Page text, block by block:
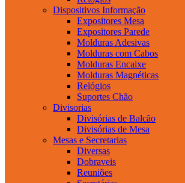
Dispositivos Informação
Expositores Mesa
Expositores Parede
Molduras Adesivas
Molduras com Cabos
Molduras Encaixe
Molduras Magnéticas
Relógios
Suportes Chão
Divisorias
Divisórias de Balcão
Divisórias de Mesa
Mesas e Secretarias
Diversas
Dobraveis
Reuniões